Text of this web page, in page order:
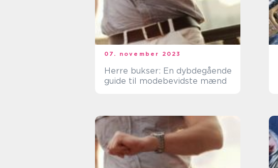
07. november 2023
Herre bukser: En dybdegående
guide til modebevidste mænd